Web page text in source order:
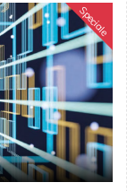
Speciale